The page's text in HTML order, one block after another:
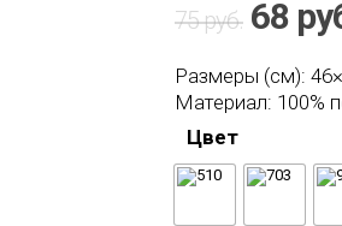
75руб. 68
Размеры (см):
Материал: 100%
Цвет